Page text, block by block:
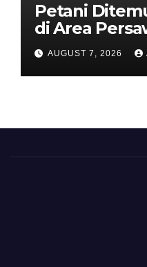
Petani
di Area
Polisi
Tanda
AUGUST 7, 2026